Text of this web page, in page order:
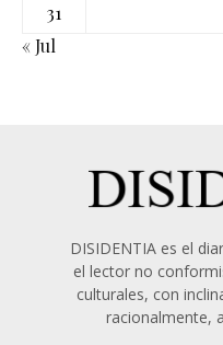
31
« Jul
DISIDENTIA es el
el lector no
culturales, con
racionalmente,